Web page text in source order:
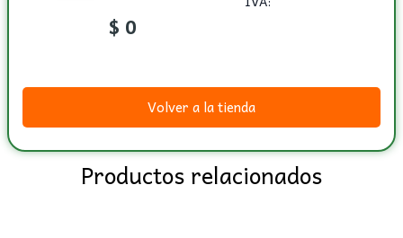
$ 0
Volver a la tienda
Productos relacionados